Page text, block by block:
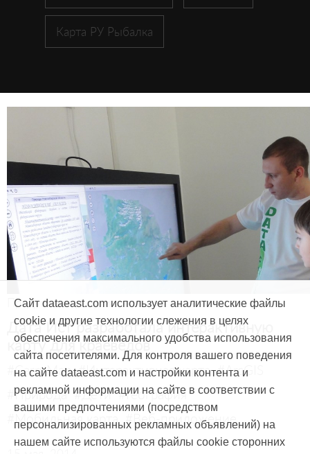
Карта РУ Рыбалка
Продукты и услуги
Дата Ист разработала интерактивную
карту для краеведов
#CarryMap #Интерактивная карта #ArcGIS
#Природа #Дети #География
#Мобильная карта #Веб-приложение
Сайт dataeast.com использует аналитические файлы
cookie и другие технологии слежения в целях
обеспечения максимального удобства использования
сайта посетителями. Для контроля вашего поведения
на сайте dataeast.com и настройки контента и
рекламной информации на сайте в соответствии с
вашими предпочтениями (посредством
персонализированных рекламных объявлений) на
нашем сайте используются файлы cookie сторонних